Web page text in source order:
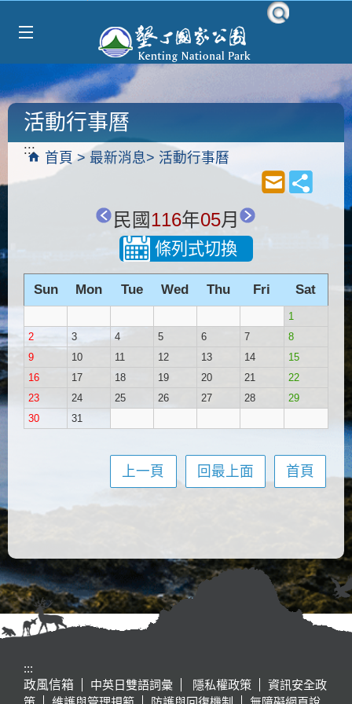
:::
首頁 最新消息 活動行事曆
活動行事曆
民國116年05月
條列式切換
Sun Mon Tue Wed Thu Fri Sat
1
2
3 4 5 6 7
8
9
10 11 12 13 14
15
16
17 18 19 20 21
22
23
24 25 26 27 28
29
30
31
上一頁 回最上面 首頁
:::
政風信箱
中英日雙語詞彙 隱私權政策
資訊安全政